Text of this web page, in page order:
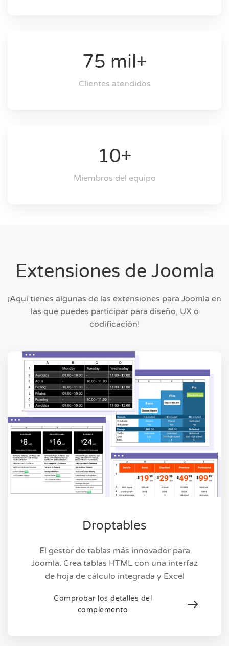
75 mil+
Clientes atendidos
10+
Miembros del equipo
Extensiones de Joomla
¡Aquí tienes algunas de las extensiones para Joomla en
las que puedes participar para diseño, UX o
codificación!
Droptables
El gestor de tablas más innovador para
Joomla. Crea tablas HTML con una interfaz
de hoja de cálculo integrada y Excel
Comprobar los detalles del
complemento